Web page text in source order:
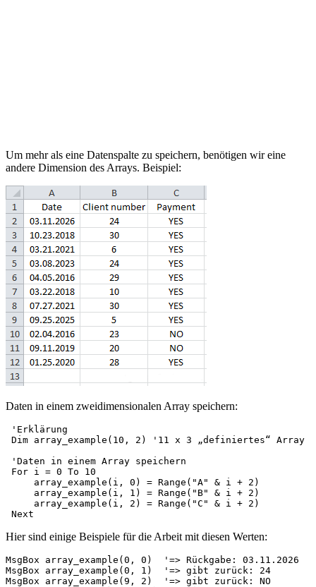
Um mehr als eine Datenspalte zu speichern, benötigen wir eine
andere Dimension des Arrays. Beispiel:
Daten in einem zweidimensionalen Array speichern:
'Erklärung
Dim array_example(10, 2) '11 x 3 „definiertes“ Array
'Daten in einem Array speichern
For i = 0 To 10
     array_example(i, 0) = Range("A" & i + 2)
     array_example(i, 1) = Range("B" & i + 2)
     array_example(i, 2) = Range("C" & i + 2)
Hier sind einige Beispiele für die Arbeit mit diesen Werten:
MsgBox array_example(0, 0)  '=> Rückgabe: 03.11.2026
MsgBox array_example(0, 1)  '=> gibt zurück: 24
MsgBox array_example(9, 2)  '=> gibt zurück: NO